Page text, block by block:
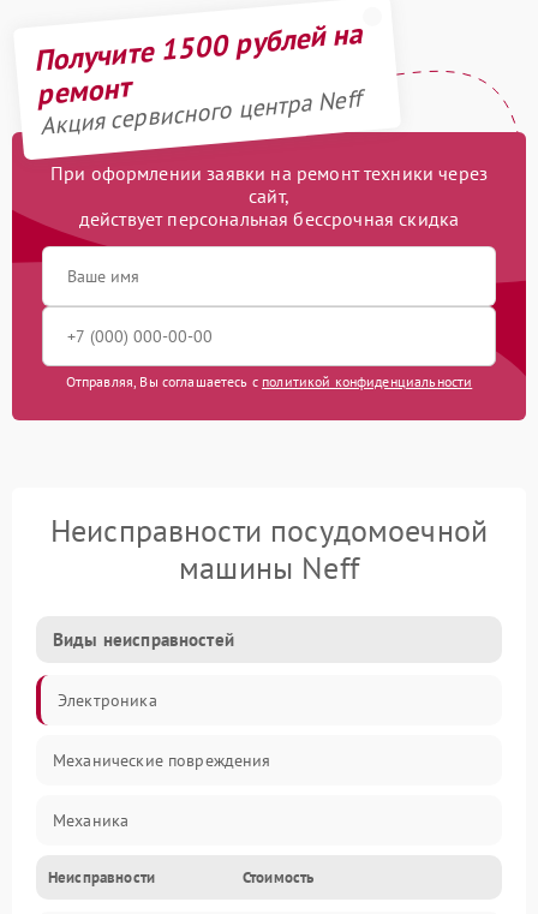
Получите 1500 рублей на
ремонт
Акция сервисного центра Neff
При оформлении заявки на ремонт техники через
сайт,
действует персональная бессрочная скидка
Отправляя, Вы соглашаетесь с политикой конфиденциальности
Неисправности посудомоечной
машины Neff
Виды неисправностей
Электроника
Механические повреждения
Механика
Управление
Неисправности Стоимость